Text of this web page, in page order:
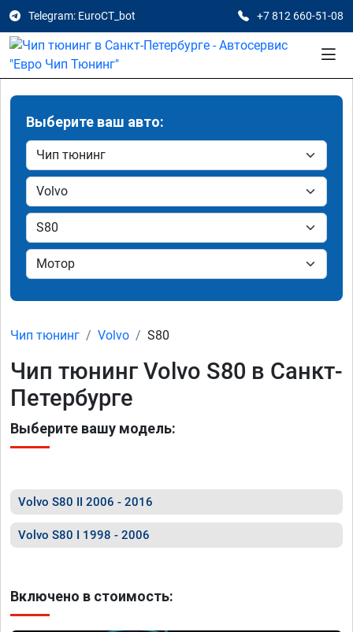
Telegram: EuroCT_bot +7 812 660-51-08
Выберите ваш авто:
Чип тюнинг Volvo S80
Чип тюнинг Volvo S80 в Санкт-
Петербурге
Выберите вашу модель:
Volvo S80 II 2006 - 2016
Volvo S80 I 1998 - 2006
Включено в стоимость: